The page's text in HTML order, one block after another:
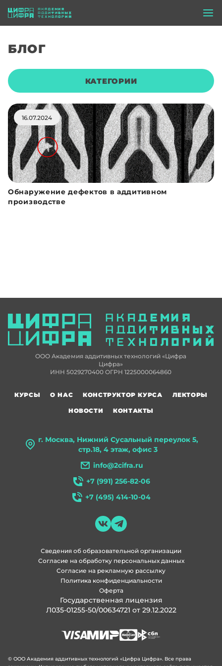
БЛОГ
КАТЕГОРИИ
16.07.2024
Обнаружение дефектов в аддитивном
производстве
ООО Академия аддитивных технологий «Цифра
Цифра»
ИНН 5029270400 ОГРН 1225000064860
г. Москва, Нижний Сусальный переулок 5,
стр.18, 4 этаж, офис 3
info@2cifra.ru
+7 (991) 256-82-06
+7 (495) 414-10-04
КУРСЫ О НАС КОНСТРУКТОР КУРСА
ЛЕКТОРЫ
НОВОСТИ
КОНТАКТЫ
Политика конфиденциальности
Согласие на рекламную рассылку
Согласие на обработку персональных данных
Сведения об образовательной организации
Оферта
Государственная лицензия
Л035-01255-50/00634721 от 29.12.2022
© ООО Академия аддитивных технологий «Цифра Цифра». Все права